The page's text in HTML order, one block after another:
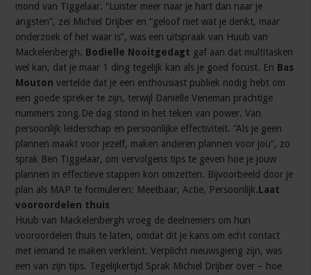
mond van Tiggelaar. “Luister meer naar je hart dan naar je
angsten”, zei Michiel Drijber en “geloof niet wat je denkt, maar
onderzoek of het waar is”, was een uitspraak van Huub van
Mackelenbergh. Bodielle Nooitgedagt gaf aan dat multitasken
wel kan, dat je maar 1 ding tegelijk kan als je goed focust. En Bas
Mouton vertelde dat je een enthousiast publiek nodig hebt om
een goede spreker te zijn, terwijl Danielle Veneman prachtige
nummers zong.De dag stond in het teken van power. Van
persoonlijk leiderschap en persoonlijke effectiviteit. “Als je geen
plannen maakt voor jezelf, maken anderen plannen voor jou”, zo
sprak Ben Tiggelaar, om vervolgens tips te geven hoe je jouw
plannen in effectieve stappen kon omzetten. Bijvoorbeeld door je
plan als MAP te formuleren: Meetbaar, Actie, Persoonlijk.Laat
vooroordelen thuis
Huub van Mackelenbergh vroeg de deelnemers om hun
vooroordelen thuis te laten, omdat dit je kans om echt contact
met iemand te maken verkleint. Verplicht nieuwsgierig zijn, was
een van zijn tips. Tegelijkertijd Sprak Michiel Drijber over – hoe